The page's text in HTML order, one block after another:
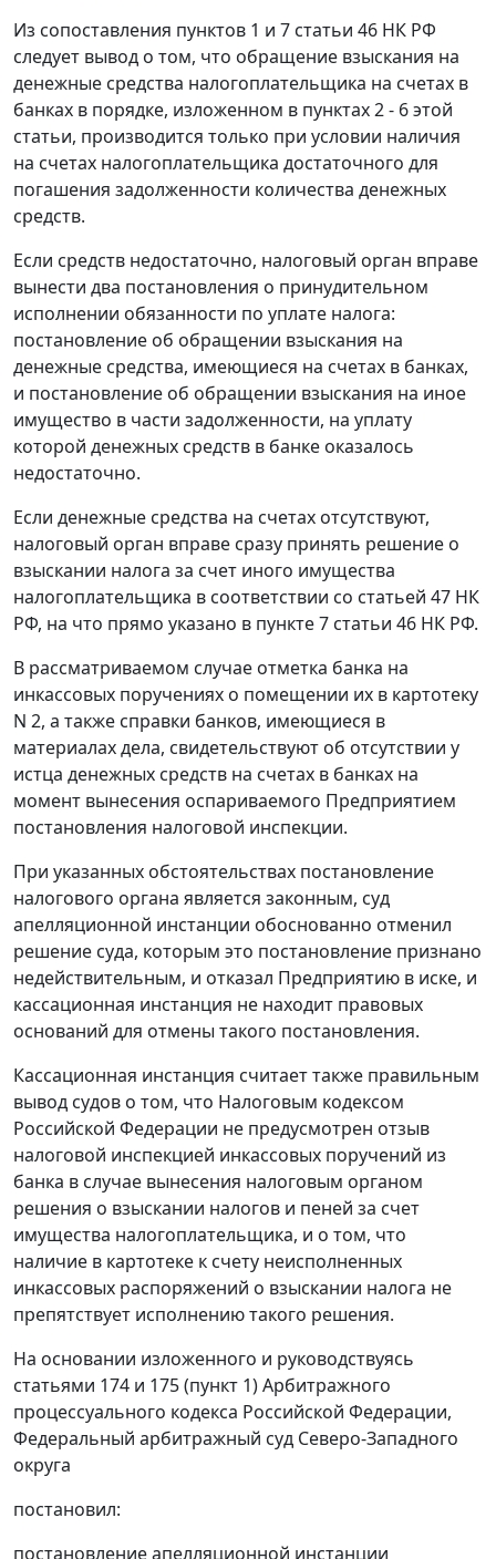
Из сопоставления пунктов 1 и 7 статьи 46 НК РФ
следует вывод о том, что обращение взыскания на
денежные средства налогоплательщика на счетах в
банках в порядке, изложенном в пунктах 2 - 6этой
статьи, производится только при условии наличия
на счетах налогоплательщика достаточного для
погашения задолженности количества денежных
средств.
Если средств недостаточно, налоговый орган вправе
вынести два постановления о принудительном
исполнении обязанности по уплате налога:
постановление об обращении взыскания на
денежные средства, имеющиеся на счетах в банках,
и постановление об обращении взыскания на иное
имущество в части задолженности, на уплату
которой денежных средств в банке оказалось
недостаточно.
Если денежные средства на счетах отсутствуют,
налоговый орган вправе сразу принять решение о
взыскании налога за счет иного имущества
налогоплательщика в соответствии со статьей 47 НК
РФ, на что прямо указано в пункте 7 статьи 46 НК РФ.
В рассматриваемом случае отметка банка на
инкассовых поручениях о помещении их в картотеку
N 2, а также справки банков, имеющиеся в
материалах дела, свидетельствуют об отсутствии у
истца денежных средств на счетах в банках на
момент вынесения оспариваемого Предприятием
постановления налоговой инспекции.
При указанных обстоятельствах постановление
налогового органа является законным, суд
апелляционной инстанции обоснованно отменил
решение суда, которым это постановление признано
недействительным, и отказал Предприятию в иске, и
кассационная инстанция не находит правовых
оснований для отмены такого постановления.
Кассационная инстанция считает также правильным
вывод судов о том, что Налоговым кодексом
Российской Федерации не предусмотрен отзыв
налоговой инспекцией инкассовых поручений из
банка в случае вынесения налоговым органом
решения о взыскании налогов и пеней за счет
имущества налогоплательщика, и о том, что
наличие в картотеке к счету неисполненных
инкассовых распоряжений о взыскании налога не
препятствует исполнению такого решения.
На основании изложенного и руководствуясь
статьями 174 и 175 (пункт 1)Арбитражного
процессуального кодекса Российской Федерации,
Федеральный арбитражный суд Северо-Западного
округа
постановил:
постановление апелляционной инстанции